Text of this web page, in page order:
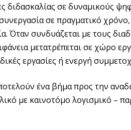
διδασκαλίας σε δυναμικούς
σε πραγματικό
Όταν συνδυάζεται με τους
μετατρέπεται σε χώρο
εργασίες ή ενεργή
ένα βήμα προς την
με καινοτόμο λογισμικό –